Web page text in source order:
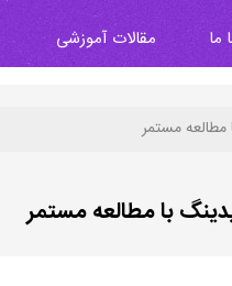
ما مقالات آموزشی
مستمر
با مطالعه مستمر